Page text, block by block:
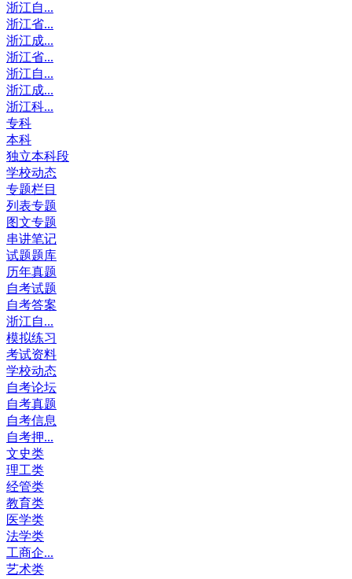
浙江自...
浙江省...
浙江成...
浙江省...
浙江自...
浙江成...
浙江科...
专科
本科
独立本科段
学校动态
专题栏目
列表专题
图文专题
串讲笔记
试题题库
历年真题
自考试题
自考答案
浙江自...
模拟练习
考试资料
学校动态
自考论坛
自考真题
自考信息
自考押...
文史类
理工类
经管类
教育类
医学类
法学类
工商企...
艺术类